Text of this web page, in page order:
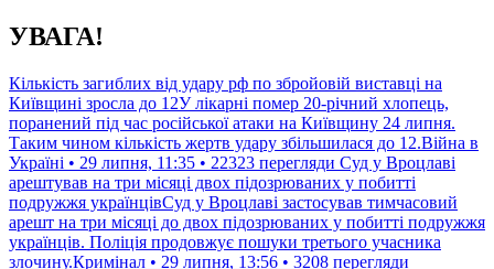
Перейти
до
УВАГА!
Кількість загиблих від удару рф по збройовій виставці на
Київщині зросла до 12У лікарні помер 20-річний хлопець,
поранений під час російської атаки на Київщину 24 липня.
Таким чином кількість жертв удару збільшилася до 12.Війна в
Україні • 29 липня, 11:35 • 22323 перегляди Суд у Вроцлаві
арештував на три місяці двох підозрюваних у побитті
подружжя українцівСуд у Вроцлаві застосував тимчасовий
арешт на три місяці до двох підозрюваних у побитті подружжя
українців. Поліція продовжує пошуки третього учасника
злочину.Кримінал • 29 липня, 13:56 • 3208 перегляди